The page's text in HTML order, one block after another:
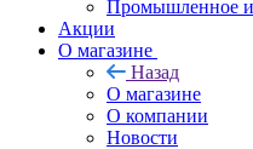
Промышленное и
Акции
О магазине
Назад
О магазине
О компании
Новости